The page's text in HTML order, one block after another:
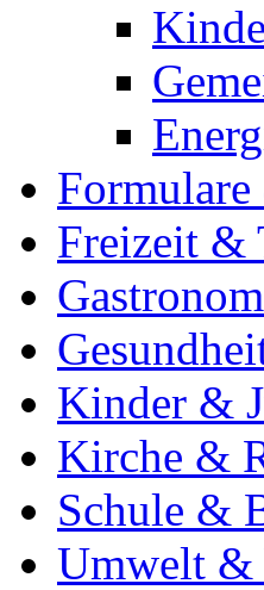
Freizeit &
Kinder &
Kirche &
Schule &
Umwelt &